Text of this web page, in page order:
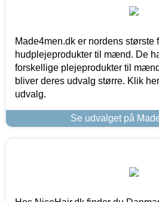
Made4men.dk er nordens største
hudplejeprodukter til mænd. De
forskellige plejeprodukter til
bliver deres udvalg større. Klik
udvalg.
Se udvalget på